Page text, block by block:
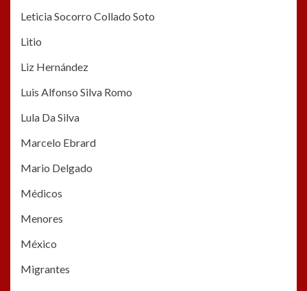
Leticia Socorro Collado Soto
Litio
Liz Hernández
Luis Alfonso Silva Romo
Lula Da Silva
Marcelo Ebrard
Mario Delgado
Médicos
Menores
México
Migrantes